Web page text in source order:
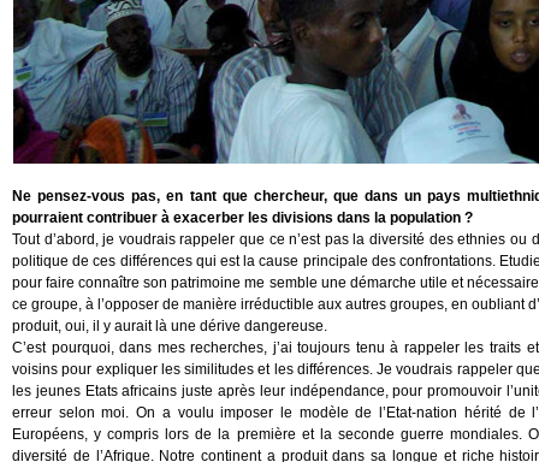
Ne pensez-vous pas, en tant que chercheur, que dans un pays
pourraient contribuer à exacerber les divisions dans la population ?
Tout d’abord, je voudrais rappeler que ce n’est pas la diversité des ethnies
politique de ces différences qui est la cause principale des confrontations.
pour faire connaître son patrimoine me semble une démarche utile et
ce groupe, à l’opposer de manière irréductible aux autres groupes, en oubliant
produit, oui, il y aurait là une dérive dangereuse.
C’est pourquoi, dans mes recherches, j’ai toujours tenu à rappeler les traits
voisins pour expliquer les similitudes et les différences. Je voudrais rappeler
les jeunes Etats africains juste après leur indépendance, pour promouvoir
erreur selon moi. On a voulu imposer le modèle de l’Etat-nation hérité
Européens, y compris lors de la première et la seconde guerre mondiales.
diversité de l’Afrique. Notre continent a produit dans sa longue et riche